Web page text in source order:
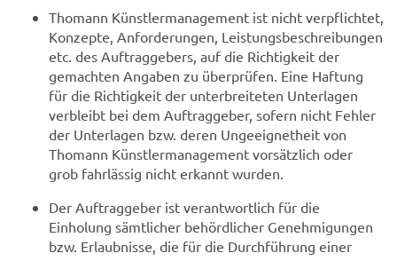
Thomann Künstlermanagement ist nicht verpflichtet,
Konzepte, Anforderungen, Leistungsbeschreibungen
etc. des Auftraggebers, auf die Richtigkeit der
gemachten Angaben zu überprüfen. Eine Haftung
für die Richtigkeit der unterbreiteten Unterlagen
verbleibt bei dem Auftraggeber, sofern nicht Fehler
der Unterlagen bzw. deren Ungeeignetheit von
Thomann Künstlermanagement vorsätzlich oder
grob fahrlässig nicht erkannt wurden.
Der Auftraggeber ist verantwortlich für die
Einholung sämtlicher behördlicher Genehmigungen
bzw. Erlaubnisse, die für die Durchführung einer